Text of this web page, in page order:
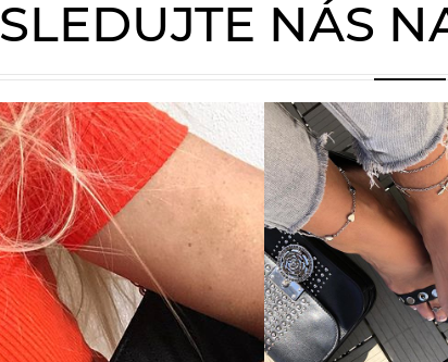
SLEDUJTE NÁS